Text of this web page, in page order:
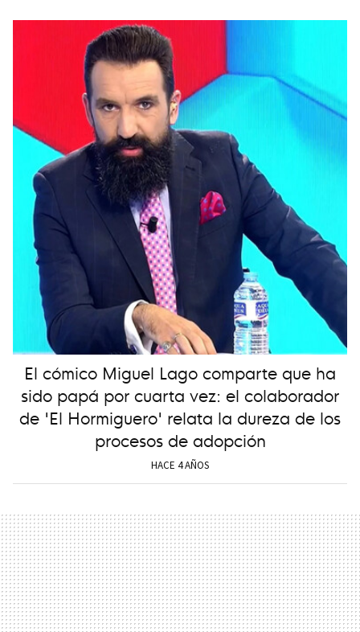
El cómico Miguel Lago comparte que ha
sido papá por cuarta vez: el colaborador
de 'El Hormiguero' relata la dureza de los
procesos de adopción
HACE 4 AÑOS